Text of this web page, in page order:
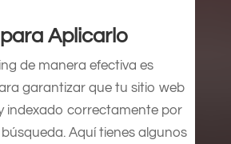
Aplicarlo
de manera efectiva es
garantizar que tu sitio web
indexado correctamente por
Aquí tienes algunos